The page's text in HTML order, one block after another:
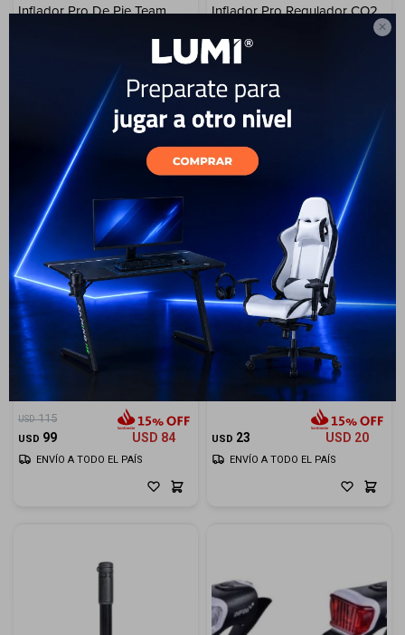

Inflador Pro De Pie Team
USD
ENVÍO A TODO EL PAÍS
Inflador Pro Regulador CO2
USD
ENVÍO A TODO EL PAÍS
13
Luz Bicicleta Infini Delantera
Lava 500 264P
USD 115
USD 99 USD 84
ENVÍO A TODO EL PAÍS
Bolso Pro Bajo Asiento Mini
USD 23 USD 20
ENVÍO A TODO EL PAÍS